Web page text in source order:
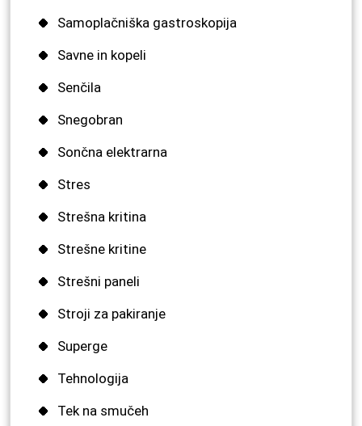
Samoplačniška gastroskopija
Savne in kopeli
Senčila
Snegobran
Sončna elektrarna
Stres
Strešna kritina
Strešne kritine
Strešni paneli
Stroji za pakiranje
Superge
Tehnologija
Tek na smučeh